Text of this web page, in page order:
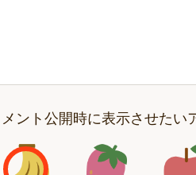
ント公開時に表示させたい
アイコン1 アイコン